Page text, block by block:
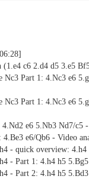
(1.e4 c6 2.d4 d5 3.e5
Nc3 Part 1: 4.Nc3 e6
Nc3 Part 1: 4.Nc3 e6
e6 5.Nb3 Nd7/c5
e6/Qb6 - Video
- quick overview: 4.h4
- Part 1: 4.h4 h5
- Part 2: 4.h4 h5